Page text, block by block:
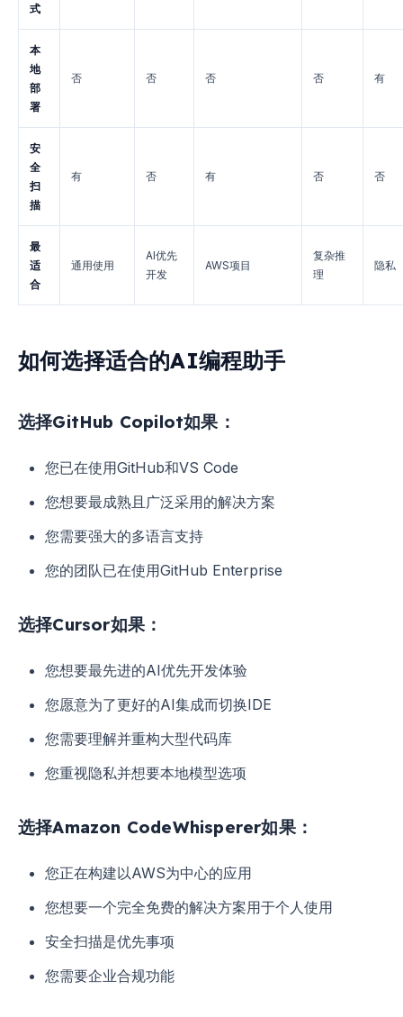
式
本
地
部
署
否 否 否 否 有
安
全
扫
描
有 否 有 否 否
最
适
合
通用使用
AI优先
开发
AWS项目
复杂推
理
隐私
如何选择适合的AI编程助手
选择GitHub Copilot如果：
您已在使用GitHub和VS Code
您想要最成熟且广泛采用的解决方案
您需要强大的多语言支持
您的团队已在使用GitHub Enterprise
选择Cursor如果：
您想要最先进的AI优先开发体验
您愿意为了更好的AI集成而切换IDE
您需要理解并重构大型代码库
您重视隐私并想要本地模型选项
选择Amazon CodeWhisperer如果：
您正在构建以AWS为中心的应用
您想要一个完全免费的解决方案用于个人使用
安全扫描是优先事项
您需要企业合规功能